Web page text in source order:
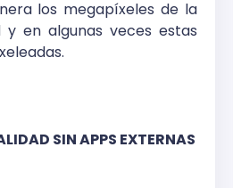
los megapíxeles de la
en algunas veces estas
SIN APPS EXTERNAS